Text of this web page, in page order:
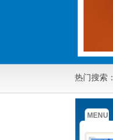
热门搜索：
MENU